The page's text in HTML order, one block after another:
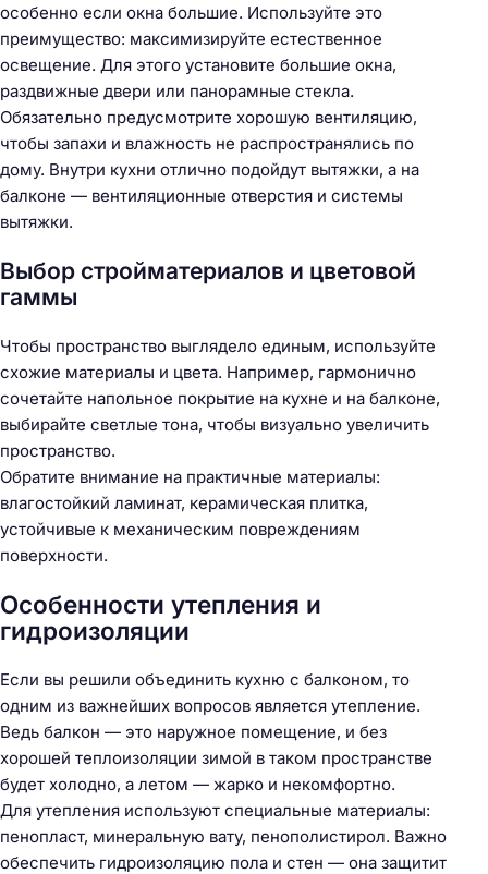
особенно если окна большие. Используйте это
преимущество: максимизируйте естественное
освещение. Для этого установите большие окна,
раздвижные двери или панорамные стекла.
Обязательно предусмотрите хорошую вентиляцию,
чтобы запахи и влажность не распространялись по
дому. Внутри кухни отлично подойдут вытяжки, а на
балконе — вентиляционные отверстия и системы
вытяжки.
Выбор стройматериалов и цветовой
гаммы
Чтобы пространство выглядело единым, используйте
схожие материалы и цвета. Например, гармонично
сочетайте напольное покрытие на кухне и на балконе,
выбирайте светлые тона, чтобы визуально увеличить
пространство.
Обратите внимание на практичные материалы:
влагостойкий ламинат, керамическая плитка,
устойчивые к механическим повреждениям
поверхности.
Особенности утепления и
гидроизоляции
Если вы решили объединить кухню с балконом, то
одним из важнейших вопросов является утепление.
Ведь балкон — это наружное помещение, и без
хорошей теплоизоляции зимой в таком пространстве
будет холодно, а летом — жарко и некомфортно.
Для утепления используют специальные материалы:
пенопласт, минеральную вату, пенополистирол. Важно
обеспечить гидроизоляцию пола и стен — она защитит
Н
а
й
т
и
: